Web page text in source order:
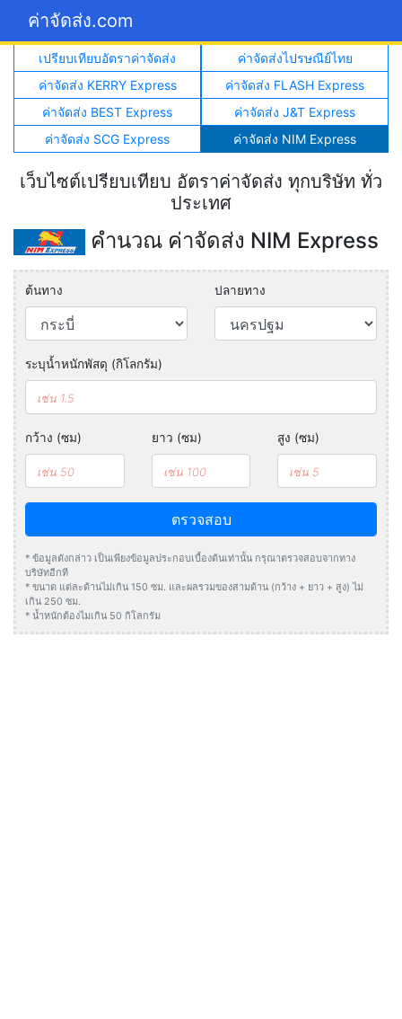
ค่าจัดส่ง.com
เปรียบเทียบอัตราค่าจัดส่ง
ค่าจัดส่งไปรษณีย์ไทย
ค่าจัดส่ง KERRY Express
ค่าจัดส่ง FLASH Express
ค่าจัดส่ง BEST Express
ค่าจัดส่ง J&T Express
ค่าจัดส่ง SCG Express
ค่าจัดส่ง NIM Express
เว็บไซต์เปรียบเทียบ อัตราค่าจัดส่ง ทุกบริษัท ทั่ว
ประเทศ
คำนวณ ค่าจัดส่ง NIM Express
ต้นทาง ปลายทาง
ระบุน้ำหนักพัสดุ (กิโลกรัม)
กว้าง (ซม) ยาว (ซม) สูง (ซม)
ตรวจสอบ
* ข้อมูลดังกล่าว เป็นเพียงข้อมูลประกอบเบื้องต้นเท่านั้น กรุณาตรวจสอบจากทาง
บริษัทอีกที
* ขนาด แต่ละด้านไม่เกิน 150 ซม. และผลรวมของสามด้าน (กว้าง + ยาว + สูง) ไม่
เกิน 250 ซม.
* น้ำหนักต้องไมเกิน 50 กิโลกรัม